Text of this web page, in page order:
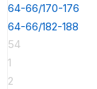
64-66/170-176
64-66/182-188
54
1
2